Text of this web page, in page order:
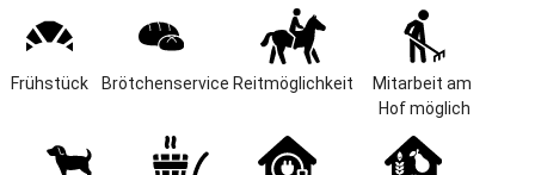
Unser Hof und die Nationalparkregion bieten für Kinder ein tolles,
abwechslungsreiches Urlaubsprogramm. Große Indoorspielhalle
Spiel - Spaß - Abenteuer.
Reitvergnügen auf unseren lieben Haflinger-Pferden Sandy und
Mandy. - Wir nehmen uns Zeit für Ihre Kinder und gestalten das
geführte Reiten abwechslungsreich.
Frühstück Brötchenservice Reitmöglichkeit
Mitarbeit am
Hof möglich